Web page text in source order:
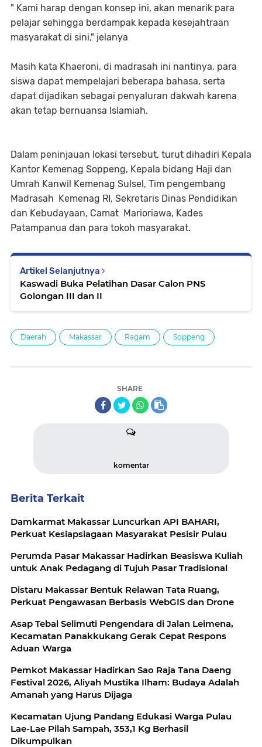
" Kami harap dengan konsep ini, akan menarik para
pelajar sehingga berdampak kepada kesejahtraan
masyarakat di sini," jelanya
Masih kata Khaeroni, di madrasah ini nantinya, para
siswa dapat mempelajari beberapa bahasa, serta
dapat dijadikan sebagai penyaluran dakwah karena
akan tetap bernuansa Islamiah.
Dalam peninjauan lokasi tersebut, turut dihadiri Kepala
Kantor Kemenag Soppeng, Kepala bidang Haji dan
Umrah Kanwil Kemenag Sulsel, Tim pengembang
Madrasah Kemenag RI, Sekretaris Dinas Pendidikan
dan Kebudayaan, Camat Marioriawa, Kades
Patampanua dan para tokoh masyarakat.
Artikel Selanjutnya
Kaswadi Buka Pelatihan Dasar Calon PNS
Golongan III dan II
Daerah Makassar Ragam Soppeng
SHARE
komentar
Berita Terkait
Damkarmat Makassar Luncurkan API BAHARI,
Perkuat Kesiapsiagaan Masyarakat Pesisir Pulau
Perumda Pasar Makassar Hadirkan Beasiswa Kuliah
untuk Anak Pedagang di Tujuh Pasar Tradisional
Distaru Makassar Bentuk Relawan Tata Ruang,
Perkuat Pengawasan Berbasis WebGIS dan Drone
Asap Tebal Selimuti Pengendara di Jalan Leimena,
Kecamatan Panakkukang Gerak Cepat Respons
Aduan Warga
Pemkot Makassar Hadirkan Sao Raja Tana Daeng
Festival 2026, Aliyah Mustika Ilham: Budaya Adalah
Amanah yang Harus Dijaga
Kecamatan Ujung Pandang Edukasi Warga Pulau
Lae-Lae Pilah Sampah, 353,1 Kg Berhasil
Dikumpulkan